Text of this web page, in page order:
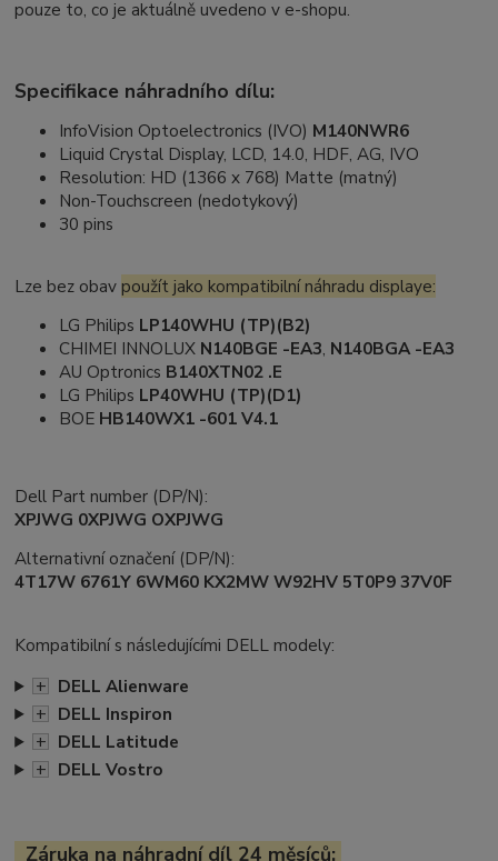
pouze to, co je aktuálně uvedeno v e-shopu.
Specifikace náhradního dílu:
InfoVision Optoelectronics (IVO) M140NWR6
Liquid Crystal Display, LCD, 14.0, HDF, AG, IVO
Resolution: HD (1366 x 768) Matte (matný)
Non-Touchscreen (nedotykový)
30 pins
Lze bez obav použít jako kompatibilní náhradu displaye:
LG Philips LP140WHU (TP)(B2)
CHIMEI INNOLUX N140BGE -EA3, N140BGA -EA3
AU Optronics B140XTN02 .E
LG Philips LP40WHU (TP)(D1)
BOE HB140WX1 -601 V4.1
Dell Part number (DP/N):
XPJWG 0XPJWG OXPJWG
Alternativní označení (DP/N):
4T17W 6761Y 6WM60 KX2MW W92HV 5T0P9 37V0F
Kompatibilní s následujícími DELL modely:
+ DELL Alienware
+ DELL Inspiron
+ DELL Latitude
+ DELL Vostro
Záruka na náhradní díl 24 měsíců: